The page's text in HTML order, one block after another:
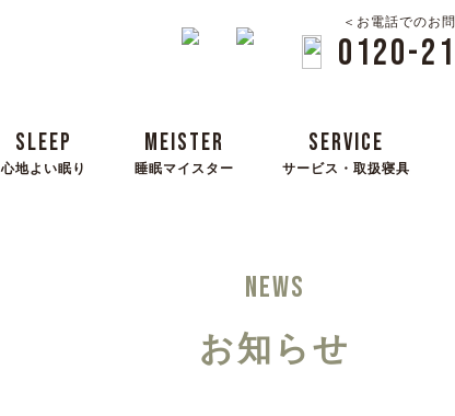
＜お電話でのお
0120-
SLEEP
心地よい眠り
MEISTER
睡眠マイスター
SERVICE
サービス・取扱寝具
NEWS
お知らせ